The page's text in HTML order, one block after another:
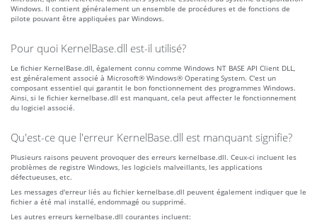
Windows. Il contient généralement un ensemble de procédures et de fonctions de
pilote pouvant être appliquées par Windows.
Pour quoi KernelBase.dll est-il utilisé?
Le fichier KernelBase.dll, également connu comme Windows NT BASE API Client DLL,
est généralement associé à Microsoft® Windows® Operating System. C'est un
composant essentiel qui garantit le bon fonctionnement des programmes Windows.
Ainsi, si le fichier kernelbase.dll est manquant, cela peut affecter le fonctionnement
du logiciel associé.
Qu'est-ce que l'erreur KernelBase.dll est manquant signifie?
Plusieurs raisons peuvent provoquer des erreurs kernelbase.dll. Ceux-ci incluent les
problèmes de registre Windows, les logiciels malveillants, les applications
défectueuses, etc.
Les messages d'erreur liés au fichier kernelbase.dll peuvent également indiquer que le
fichier a été mal installé, endommagé ou supprimé.
Les autres erreurs kernelbase.dll courantes incluent: